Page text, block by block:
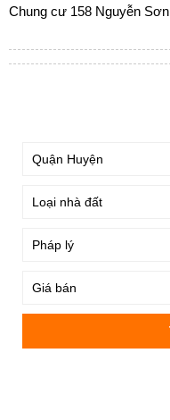
Chung cư 158 Nguyễn Sơn